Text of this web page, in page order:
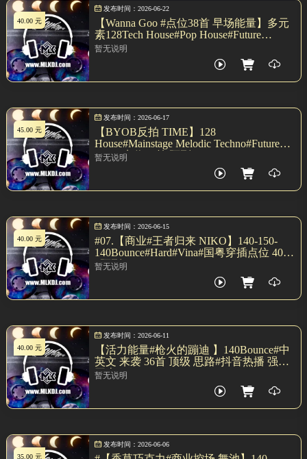
40.00 元
发布时间：2026-06-22
【Wanna Goo #点位38首 早场能量】多元
素128Tech House#Pop House#Future
暂无说明
45.00 元
发布时间：2026-06-17
【BYOB反拍 TIME】128
House#Mainstage Melodic Techno#Future
Rave#点位38首 阿列 SET
暂无说明
40.00 元
发布时间：2026-06-15
#07.【商业#王者归来 NIKO】140-150-
140Bounce#Hard#Vina#国粤穿插点位 40首
#阿列 SET
暂无说明
40.00 元
发布时间：2026-06-11
【活力能量#枪火的蹦迪 】140Bounce#中
英文 来袭 36首 顶级 思路#抖音热播 强势
开火MIX
暂无说明
35.00 元
发布时间：2026-06-06